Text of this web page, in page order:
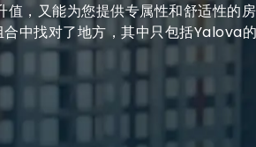
，又能为您提供专属性和舒适性的
中找对了地方，其中只包括Yalova